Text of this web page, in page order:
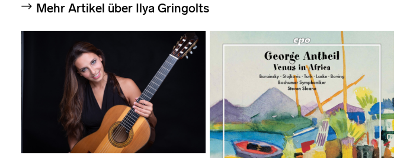
Mehr Artikel über Ilya Gringolts